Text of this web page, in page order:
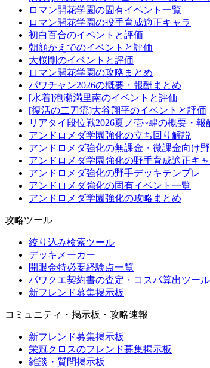
ロマン開花学園の固有イベント一覧
ロマン開花学園の投手育成適正キャラ
初白百合のイベントと評価
朝顔かえでのイベントと評価
大桜剛のイベントと評価
ロマン開花学園の攻略まとめ
パワチャン2026の概要・報酬まとめ
[水着]泡瀬満里南のイベントと評価
[復活の二刀流]大谷翔平のイベントと評価
リアタイ段位戦2026夏ノ壱~肆の概要・報
アンドロメダ学園強化の立ち回り解説
アンドロメダ強化の無課金・微課金向け
アンドロメダ学園強化の野手育成適正キ
アンドロメダ強化の野手デッキテンプレ
アンドロメダ強化の固有イベント一覧
アンドロメダ学園強化の攻略まとめ
攻略ツール
絞り込み検索ツール
デッキメーカー
開眼金特必要経験点一覧
パワクエ契約書の査定・コスパ算出ツール
新フレンド募集掲示板
コミュニティ・掲示板・攻略速報
新フレンド募集掲示板
栄冠クロスのフレンド募集掲示板
雑談・質問掲示板